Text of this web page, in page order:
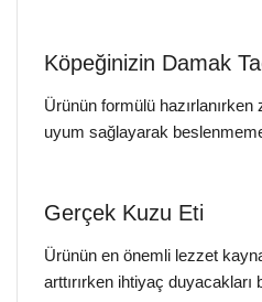
Köpeğinizin Damak
Ürünün formülü
uyum sağlayarak
Gerçek Kuzu Eti
Ürünün en önemli lezzet
arttırırken ihtiyaç duyacakları